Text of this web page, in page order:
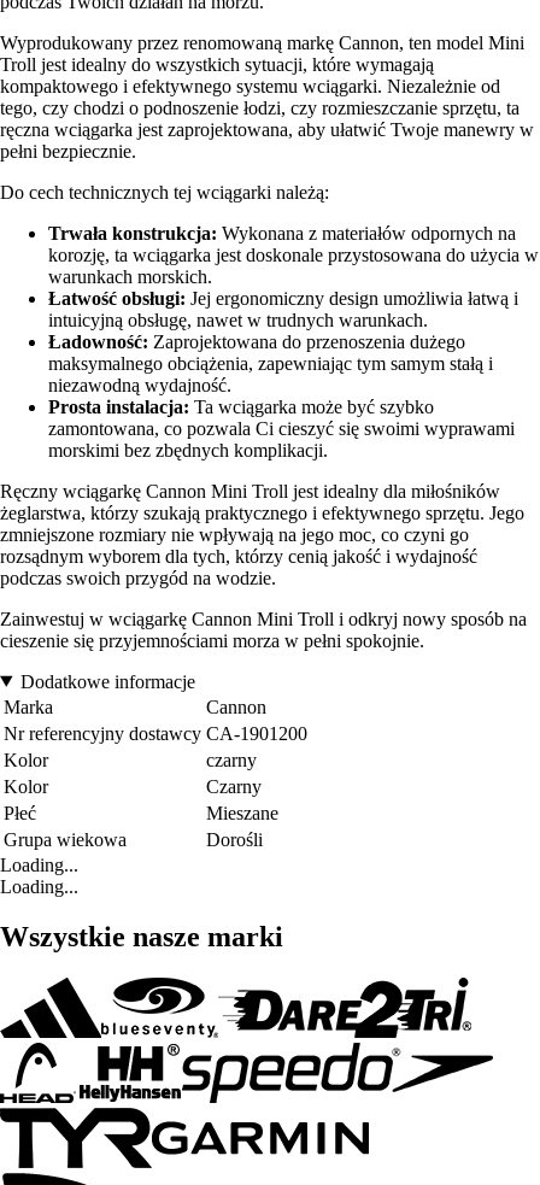
Wyprodukowany przez renomowaną markę Cannon, ten model Mini
Troll jest idealny do wszystkich sytuacji, które wymagają
kompaktowego i efektywnego systemu wciągarki. Niezależnie od
tego, czy chodzi o podnoszenie łodzi, czy rozmieszczanie sprzętu, ta
ręczna wciągarka jest zaprojektowana, aby ułatwić Twoje manewry w
pełni bezpiecznie.
Do cech technicznych tej wciągarki należą:
Trwała konstrukcja: Wykonana z materiałów odpornych na
korozję, ta wciągarka jest doskonale przystosowana do użycia w
warunkach morskich.
Łatwość obsługi: Jej ergonomiczny design umożliwia łatwą i
intuicyjną obsługę, nawet w trudnych warunkach.
Ładowność: Zaprojektowana do przenoszenia dużego
maksymalnego obciążenia, zapewniając tym samym stałą i
niezawodną wydajność.
Prosta instalacja: Ta wciągarka może być szybko
zamontowana, co pozwala Ci cieszyć się swoimi wyprawami
morskimi bez zbędnych komplikacji.
Ręczny wciągarkę Cannon Mini Troll jest idealny dla miłośników
żeglarstwa, którzy szukają praktycznego i efektywnego sprzętu. Jego
zmniejszone rozmiary nie wpływają na jego moc, co czyni go
rozsądnym wyborem dla tych, którzy cenią jakość i wydajność
podczas swoich przygód na wodzie.
Zainwestuj w wciągarkę Cannon Mini Troll i odkryj nowy sposób na
cieszenie się przyjemnościami morza w pełni spokojnie.
Dodatkowe informacje
Marka
Cannon
Nr referencyjny dostawcy CA-1901200
Kolor
czarny
Kolor
Czarny
Płeć
Mieszane
Grupa wiekowa
Dorośli
Loading...
Loading...
Wszystkie nasze marki